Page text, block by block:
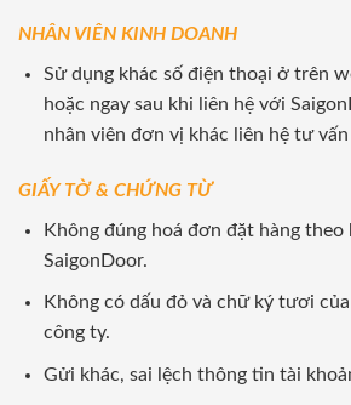
NHÂN VIÊN KINH DOANH
Sử dụng khác số điện thoại ở trên
hoặc ngay sau khi liên hệ với
nhân viên đơn vị khác liên hệ tư vấn
GIẤY TỜ & CHỨNG TỪ
Không đúng hoá đơn đặt hàng theo
SaigonDoor.
Không có dấu đỏ và chữ ký tươi
công ty.
Gửi khác, sai lệch thông tin tài